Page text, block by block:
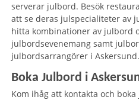
serverar julbord. Besök
att se deras julspecialiteter av
hitta kombinationer av julbord
julbordsevenemang samt
julbordsarrangörer i Askersund.
Boka Julbord i
Kom ihåg att kontakta och